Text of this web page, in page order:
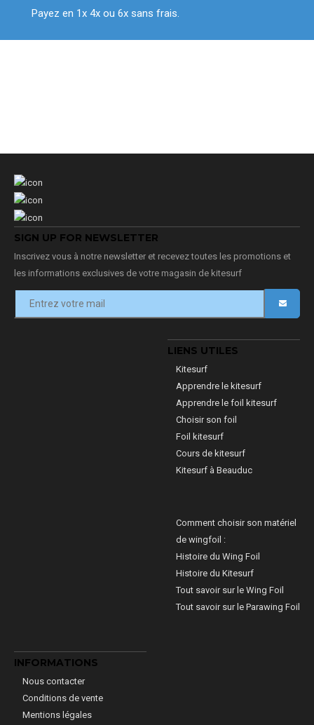
Payez en 1x 4x ou 6x sans frais.
SIGN UP FOR NEWSLETTER
Inscrivez vous à notre newsletter et recevez toutes les promotions et
les informations exclusives de votre magasin de kitesurf
LIENS UTILES
Kitesurf
Apprendre le kitesurf
Apprendre le foil kitesurf
Choisir son foil
Foil kitesurf
Cours de kitesurf
Kitesurf à Beauduc
Comment choisir son matériel
de wingfoil :
Histoire du Wing Foil
Histoire du Kitesurf
Tout savoir sur le Wing Foil
Tout savoir sur le Parawing Foil
INFORMATIONS
Nous contacter
Conditions de vente
Mentions légales